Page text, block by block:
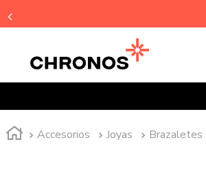
Accesorios Joyas Brazaletes